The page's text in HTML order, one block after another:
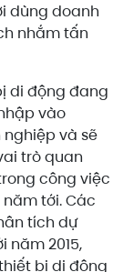
dùng doanh
nhắm tấn
di động đang
vào
và sẽ
trò quan
công việc
tới. Các
tích dự
năm 2015,
bị di động